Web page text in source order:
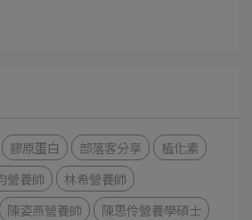
膠原蛋白 部落客分享
植化素
營養師
林希營養師
陳姿燕營養師
陳思伶營養學碩士